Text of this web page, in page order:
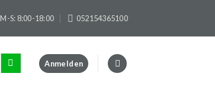
M-S: 8:00-18:00 052154365100
Anmelden